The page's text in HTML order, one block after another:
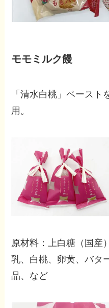
モモミルク饅
「清水白桃」ペース
用。
原材料：上白糖（国産
乳、白桃、卵黄、バタ
品、など